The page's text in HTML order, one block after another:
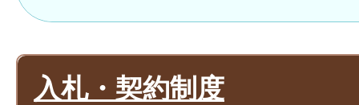
入札・契約制度